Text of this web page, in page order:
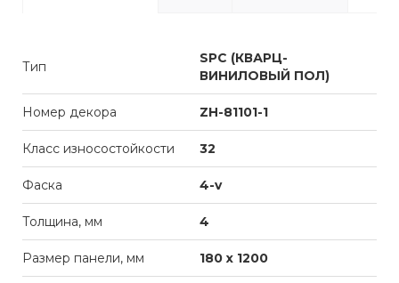
Тип
SPC (КВАРЦ-
ВИНИЛОВЫЙ ПОЛ)
Номер декора ZH-81101-1
Класс износостойкости 32
Фаска 4-v
Толщина, мм 4
Размер панели, мм 180 х 1200